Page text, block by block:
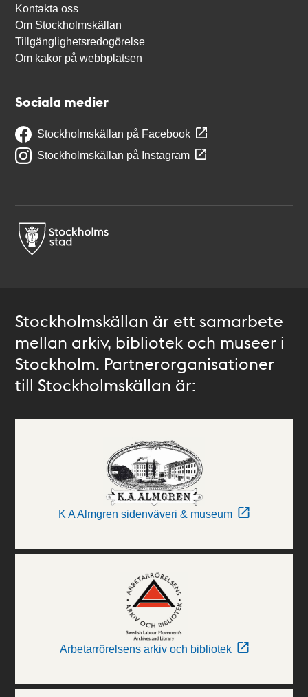
Kontakta oss
Om Stockholmskällan
Tillgänglighetsredogörelse
Om kakor på webbplatsen
Sociala medier
Stockholmskällan på Facebook
Stockholmskällan på Instagram
Stockholmskällan är ett samarbete
mellan arkiv, bibliotek och museer i
Stockholm. Partnerorganisationer
till Stockholmskällan är:
K A Almgren sidenväveri & museum
Arbetarrörelsens arkiv och bibliotek